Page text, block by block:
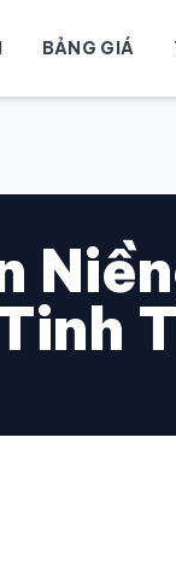
BẢNG GIÁ